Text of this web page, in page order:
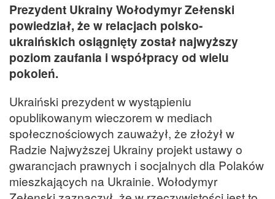
Prezydent Ukrainy Wołodymyr Zełenski
powiedział, że w relacjach polsko-
ukraińskich osiągnięty został najwyższy
poziom zaufania i współpracy od wielu
pokoleń.
Ukraiński prezydent w wystąpieniu
opublikowanym wieczorem w mediach
społecznościowych zauważył, że złożył w
Radzie Najwyższej Ukrainy projekt ustawy o
gwarancjach prawnych i socjalnych dla Polaków
mieszkających na Ukrainie. Wołodymyr